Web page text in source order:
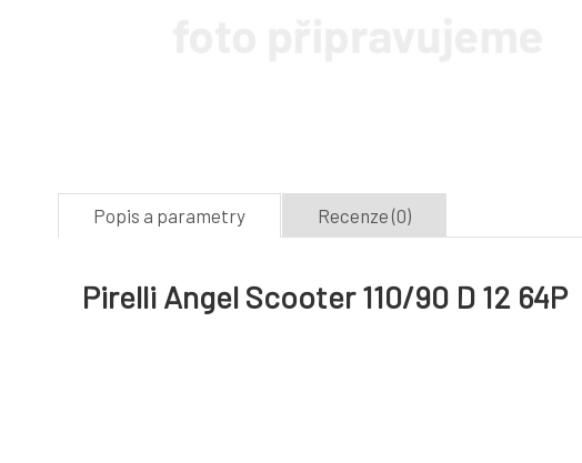
Popis a parametry Recenze (0)
Pirelli Angel Scooter 110/90 D 12 64P